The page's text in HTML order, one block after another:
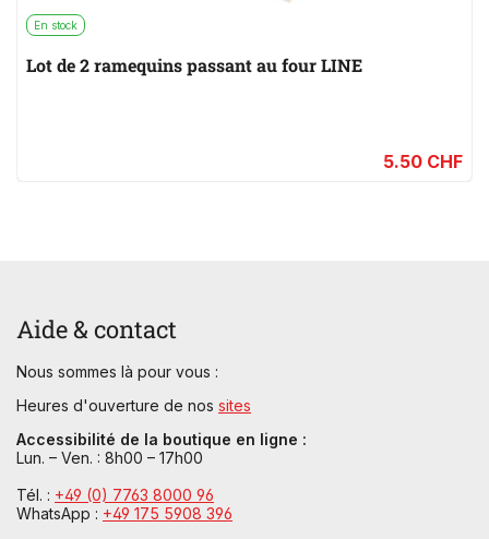
En stock
Lot de 2 ramequins passant au four LINE
5.50 CHF
Aide & contact
Nous sommes là pour vous :
Heures d'ouverture de nos sites
Accessibilité de la boutique en ligne :
Lun. – Ven. : 8h00 – 17h00
Tél. : +49 (0) 7763 8000 96
WhatsApp : +49 175 5908 396